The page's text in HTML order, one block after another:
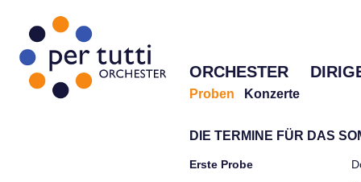
ORCHESTER
Proben Konzerte
DIE TERMINE FÜR DAS
Erste Probe